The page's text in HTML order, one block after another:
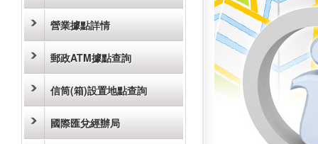
營業據點詳情
郵政ATM據點查詢
信筒(箱)設置地點查詢
國際匯兌經辦局